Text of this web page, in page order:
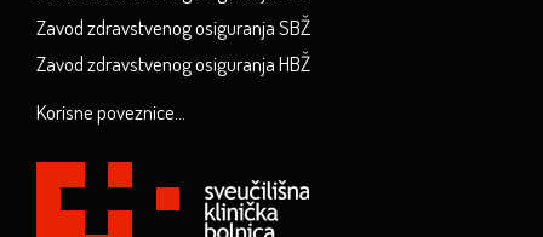
Zavod zdravstvenog osiguranja SBŽ
Zavod zdravstvenog osiguranja HBŽ
Korisne poveznice...